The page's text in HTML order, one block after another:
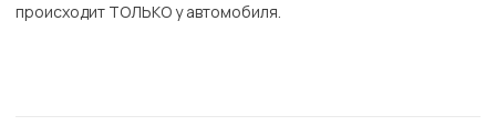
происходит ТОЛЬКО у автомобиля.